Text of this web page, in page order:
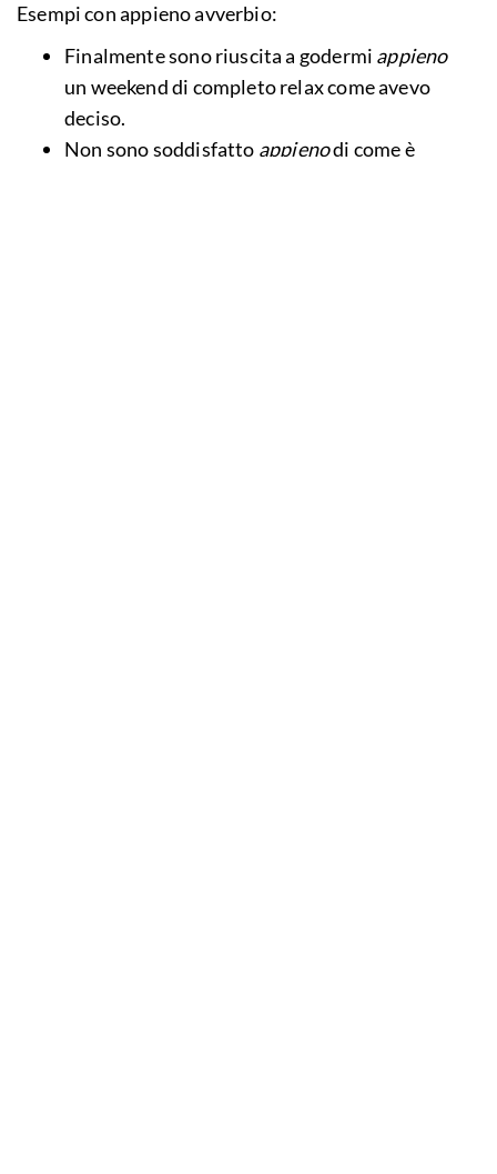
Esempi con appieno avverbio:
Finalmente sono riuscita a godermi appieno
un weekend di completo relax come avevo
deciso.
Non sono soddisfatto appienodi come è